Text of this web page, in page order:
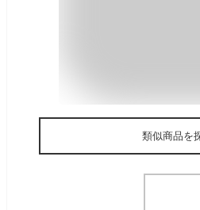
類似商品を